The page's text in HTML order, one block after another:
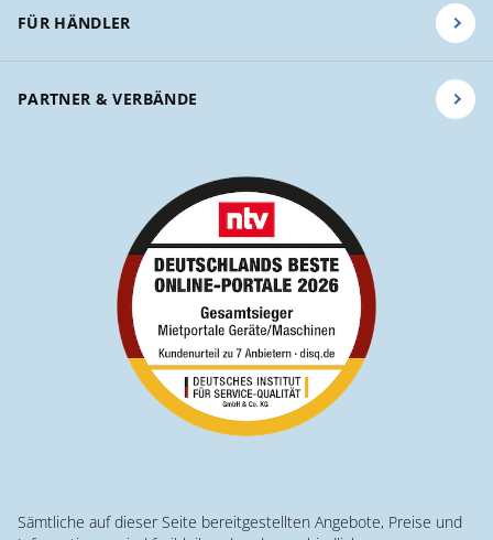
FÜR HÄNDLER
PARTNER & VERBÄNDE
Sämtliche auf dieser Seite bereitgestellten Angebote, Preise und